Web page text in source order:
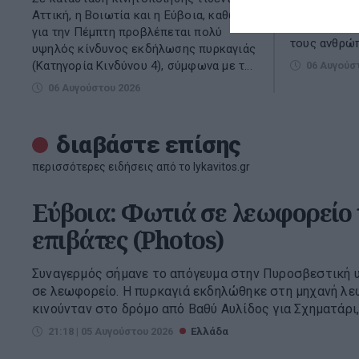
Αττική, η Βοιωτία και η Εύβοια, καθώς
για την Πέμπτη προβλέπεται πολύ
υψηλός κίνδυνος εκδήλωσης πυρκαγιάς
(Κατηγορία Κινδύνου 4), σύμφωνα με τ...
06 Αυγούστου 2026
τους
06
διαβάστε επίσης
περισσότερες ειδήσεις από το lykavitos.gr
Εύβοια: Φωτιά σε λεωφορείο
επιβάτες (Photos)
Συναγερμός σήμανε το απόγευμα στην Πυροσβεστική
σε λεωφορείο. Η πυρκαγιά εκδηλώθηκε στη μηχανή
κινούνταν στο δρόμο από Βαθύ Αυλίδος για
21:18 | 05 Αυγούστου 2026 Ελλάδα